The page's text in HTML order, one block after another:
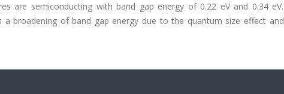
are semiconducting with band gap energy of 0.22 eV and 0.34 eV.
broadening of band gap energy due to the quantum size effect and